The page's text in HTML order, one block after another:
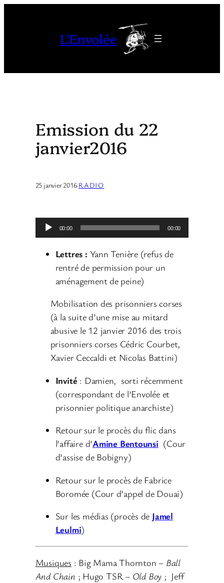
L'Envolée
Emission du 22
janvier2016
25 janvier 2016·RADIO
e
00:00 00:00
Lettres : Yann Tenière (refus de
rentré de permission pour un
aménagement de peine)
Mobilisation des prisonniers corses
(à la suite d’une mise au mitard
abusive le 12 janvier 2016 des trois
prisonniers corses Cédric Courbet,
Xavier Ceccaldi et Nicolas Battini)
Invité : Damien, sorti récemment
(correspondant de l’Envolée et
prisonnier politique anarchiste)
Retour sur le procès du flic dans
l’affaire d’Amine Bentounsi (Cour
d’assise de Bobigny)
Retour sur le procès de Fabrice
Boromée (Cour d’appel de Douai)
Sur les médias (procès de Jamel
Leulmi)
Musiques: Big Mama Thornton – Ball
And Chain ; Hugo TSR – Old Boy ; Jeff